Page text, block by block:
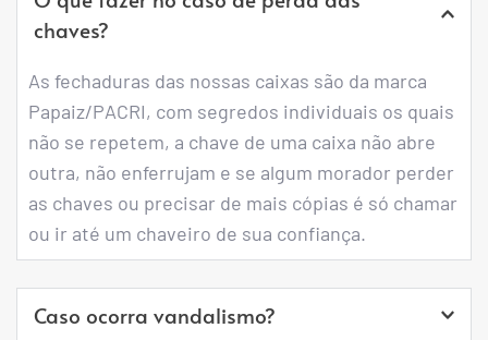
chaves?
As fechaduras das nossas caixas são da marca
Papaiz/PACRI, com segredos individuais os quais
não se repetem, a chave de uma caixa não abre
outra, não enferrujam e se algum morador perder
as chaves ou precisar de mais cópias é só chamar
ou ir até um chaveiro de sua confiança.
Caso ocorra vandalismo?